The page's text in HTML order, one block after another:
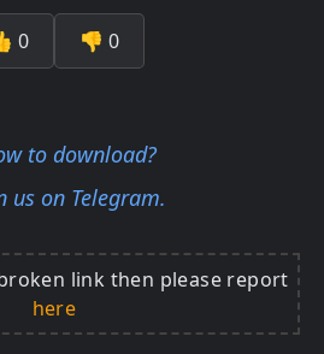
0 👎 0
to download?
us on Telegram.
link then please report
here